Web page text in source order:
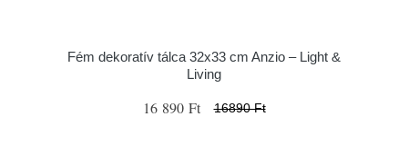
Fém dekoratív tálca 32x33 cm Anzio – Light &
Living
16 890 Ft 16890 Ft